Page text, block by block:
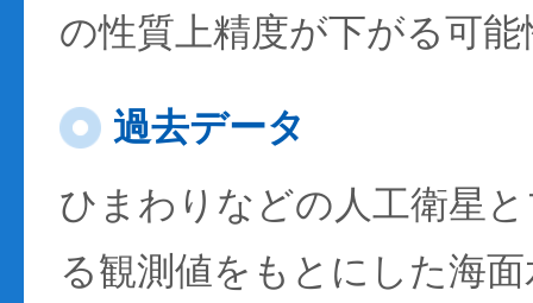
の性質上精度が下がる可
過去データ
ひまわりなどの人工衛星
る観測値をもとにした海